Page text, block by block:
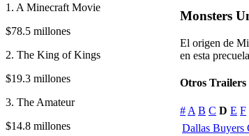
1. A Minecraft Movie
$78.5 millones
2. The King of Kings
$19.3 millones
3. The Amateur
$14.8 millones
Monsters
El origen de
en esta
Otros Trailers
# A B C D E F
Dallas Buyers